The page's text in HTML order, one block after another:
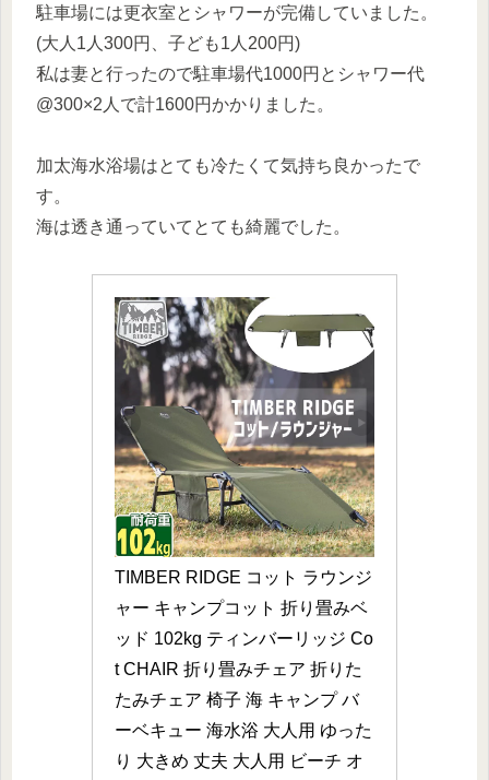
駐車場には更衣室とシャワーが完備していました。
(大人1人300円、子ども1人200円)
私は妻と行ったので駐車場代1000円とシャワー代
@300×2人で計1600円かかりました。
加太海水浴場はとても冷たくて気持ち良かったで
す。
海は透き通っていてとても綺麗でした。
TIMBER RIDGE コット ラウンジ
ャー キャンプコット 折り畳みベ
ッド 102kg ティンバーリッジ Co
t CHAIR 折り畳みチェア 折りた
たみチェア 椅子 海 キャンプ バ
ーベキュー 海水浴 大人用 ゆった
り 大きめ 丈夫 大人用 ビーチ オ